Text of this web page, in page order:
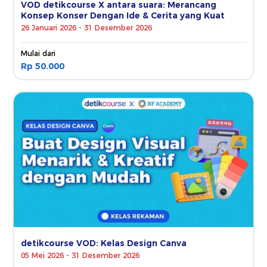
VOD detikcourse X antara suara: Merancang
Konsep Konser Dengan Ide & Cerita yang Kuat
26 Januari 2026 - 31 Desember 2026
Mulai dari
Rp 50.000
detikcourse VOD: Kelas Design Canva
05 Mei 2026 - 31 Desember 2026